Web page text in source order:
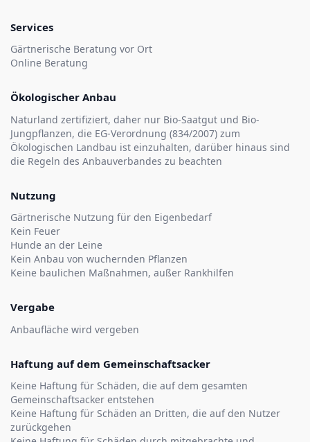
Services
Gärtnerische Beratung vor Ort
Online Beratung
Ökologischer Anbau
Naturland zertifiziert, daher nur Bio-Saatgut und Bio-
Jungpflanzen, die EG-Verordnung (834/2007) zum
Ökologischen Landbau ist einzuhalten, darüber hinaus sind
die Regeln des Anbauverbandes zu beachten
Nutzung
Gärtnerische Nutzung für den Eigenbedarf
Kein Feuer
Hunde an der Leine
Kein Anbau von wuchernden Pflanzen
Keine baulichen Maßnahmen, außer Rankhilfen
Vergabe
Anbaufläche wird vergeben
Haftung auf dem Gemeinschaftsacker
Keine Haftung für Schäden, die auf dem gesamten
Gemeinschaftsacker entstehen
Keine Haftung für Schäden an Dritten, die auf den Nutzer
zurückgehen